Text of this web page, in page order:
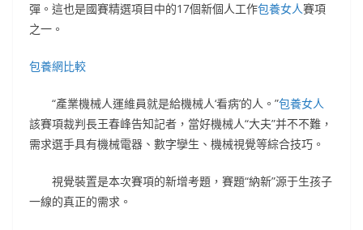
彈。這也是國賽精選項目中的17個新個人工作包養女人賽項
之一。
包養網比較
“產業機械人運維員就是給機械人‘看病’的人。”包養女人
該賽項裁判長王春峰告知記者，當好機械人“大夫”并不不難，
需求選手具有機械電器、數字孿生、機械視覺等綜合技巧。
視覺裝置是本次賽項的新增考題，賽題“納新”源于生孩子
一線的真正的需求。